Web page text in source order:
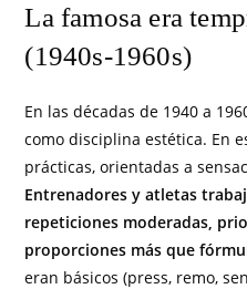
La famosa era
(1940s-1960s)
En las décadas de 1940 a
como disciplina estética. En
prácticas, orientadas a
Entrenadores y atletas
repeticiones moderadas,
proporciones más que
eran básicos (press, remo,